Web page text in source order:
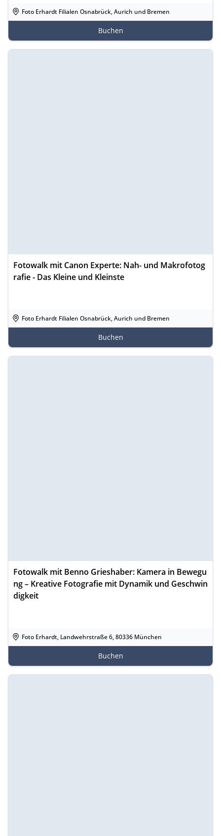
Foto Erhardt Filialen Osnabrück, Aurich und Bremen
Buchen
Fotowalk mit Canon Experte: Nah- und Makrofotog
rafie - Das Kleine und Kleinste
Foto Erhardt Filialen Osnabrück, Aurich und Bremen
Buchen
Fotowalk mit Benno Grieshaber: Kamera in Bewegu
ng – Kreative Fotografie mit Dynamik und Geschwin
digkeit
Foto Erhardt, Landwehrstraße 6, 80336 München
Buchen